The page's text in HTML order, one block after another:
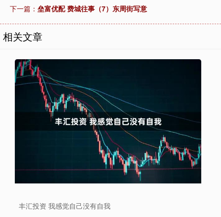
下一篇： 垒富优配 费城往事（7）东周街写意
相关文章
丰汇投资 我感觉自己没有自我